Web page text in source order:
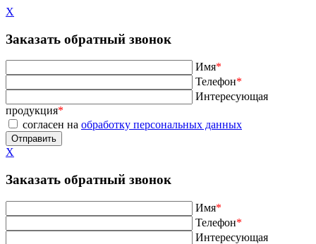
X
Заказать обратный звонок
Имя*
Телефон*
Интересующая
продукция*
согласен на обработку персональных данных
X
Заказать обратный звонок
Имя*
Телефон*
Интересующая